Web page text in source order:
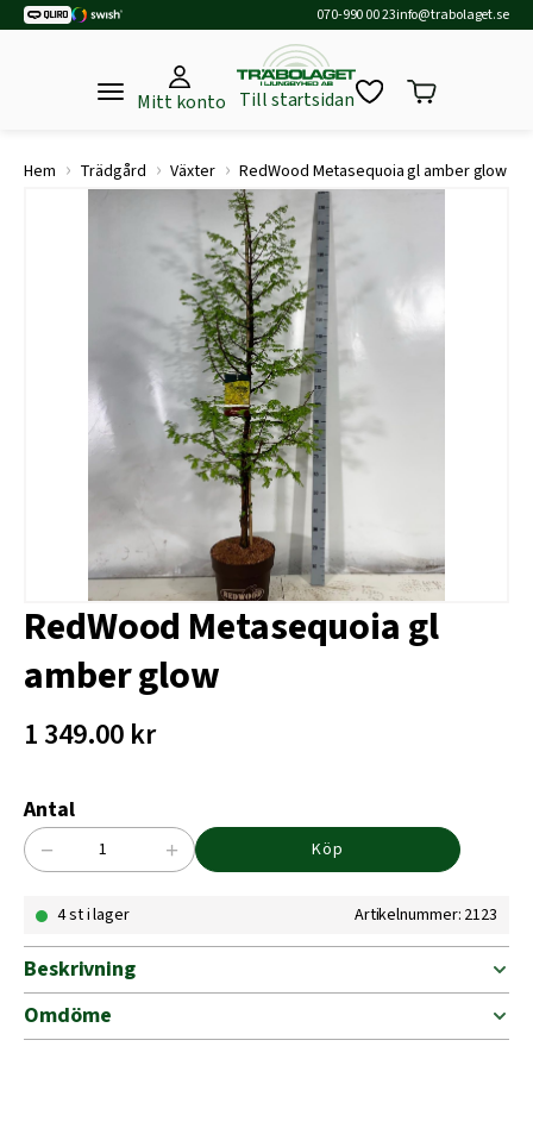
070-990 00 23info@trabolaget.se
Mitt konto Till startsidan
Hem › Trädgård › Växter › RedWood Metasequoia gl amber glow
RedWood Metasequoia gl
amber glow
1 349.00 kr
Antal
RedWood
glow
− + Köp
4 st i lager Artikelnummer: 2123
Beskrivning
Omdöme